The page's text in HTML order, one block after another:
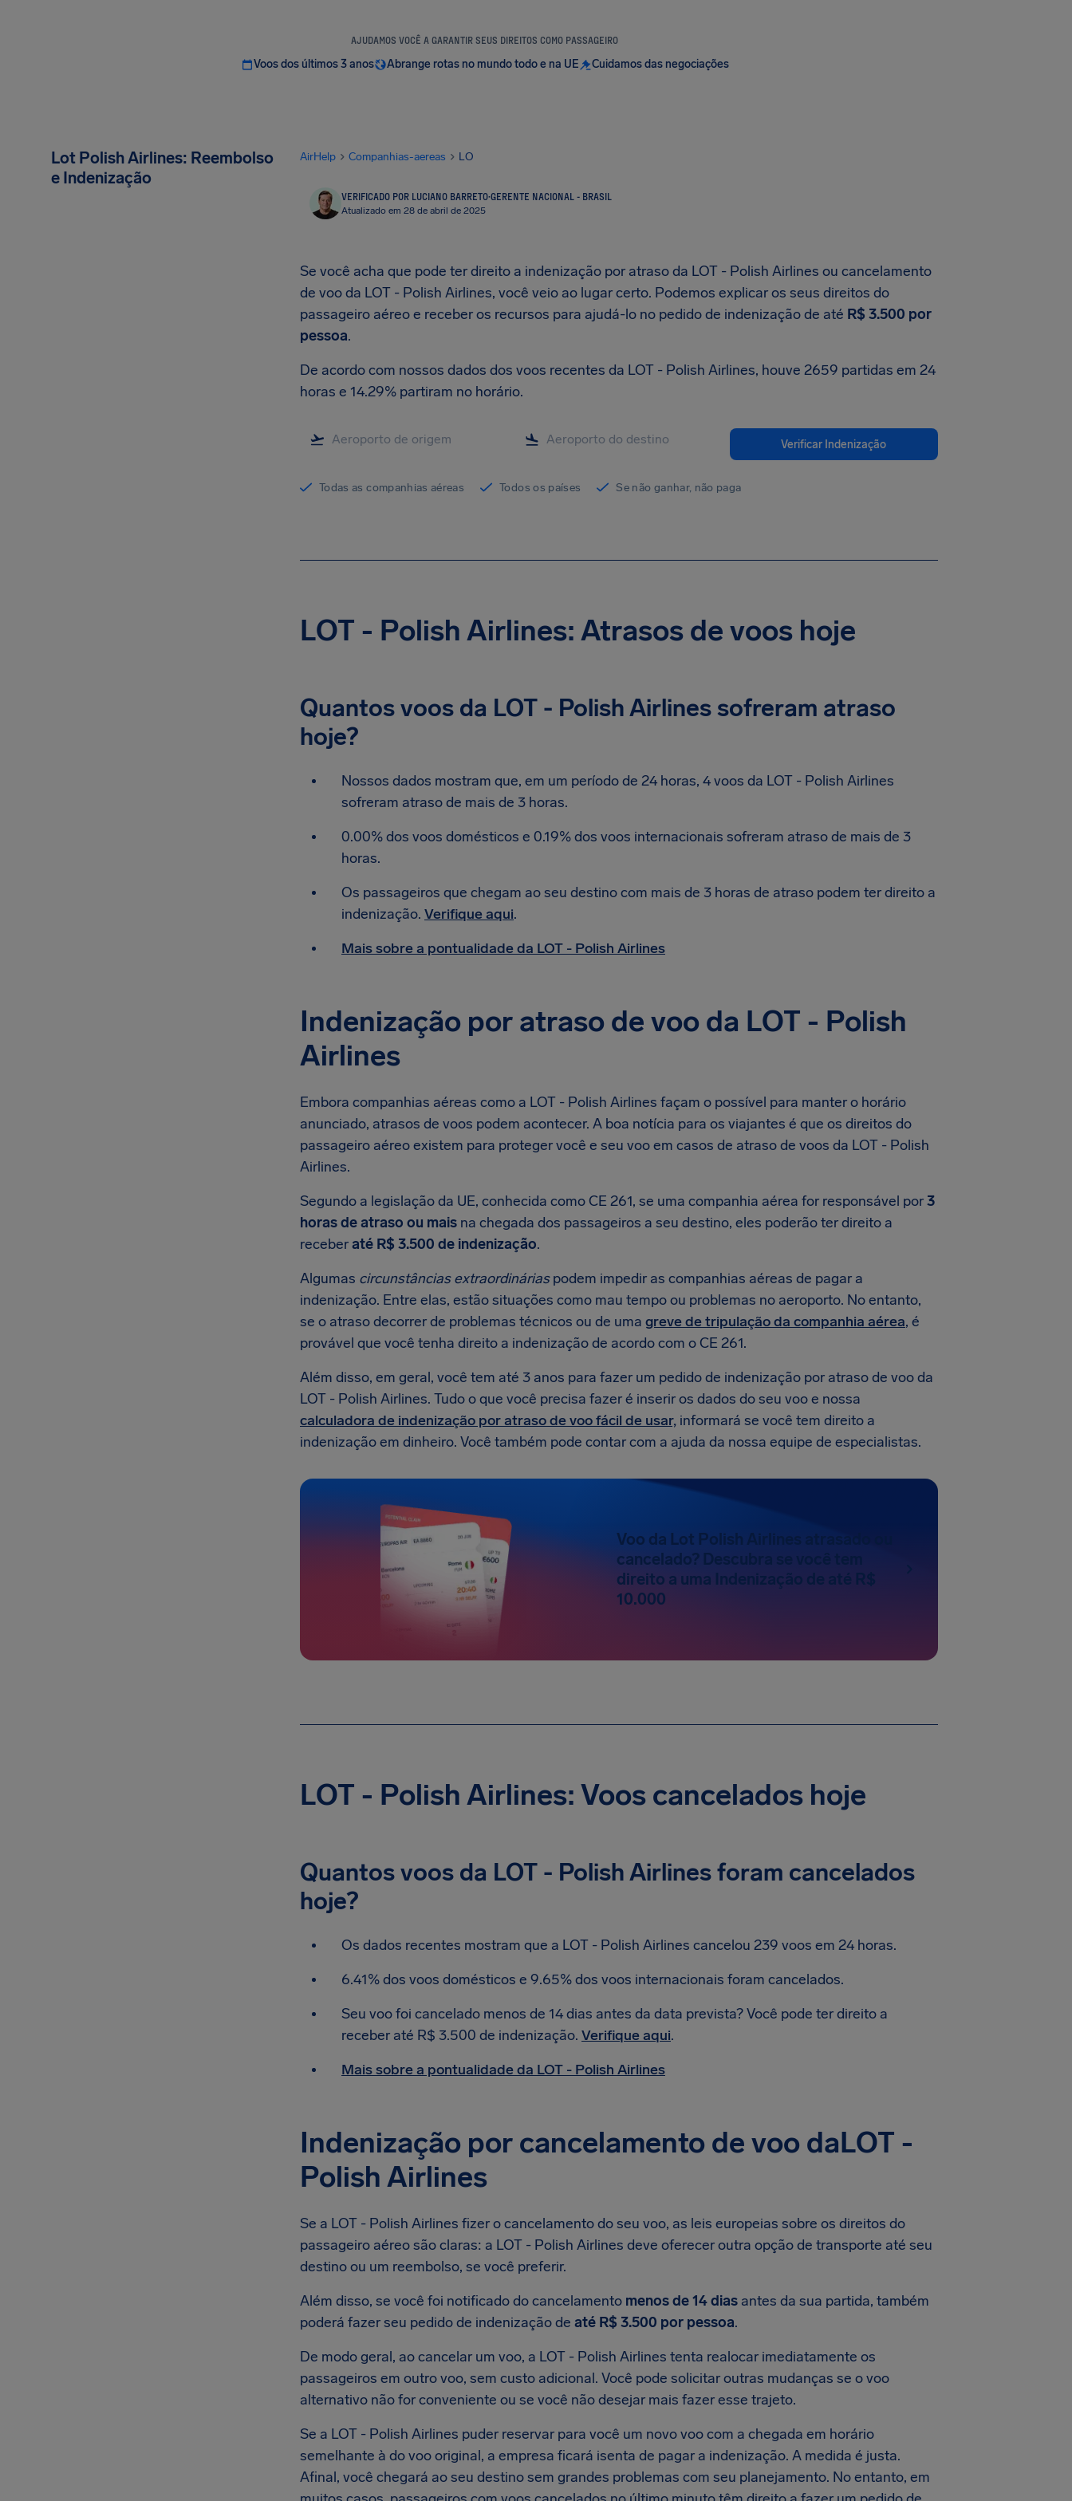
AJUDAMOS VOCÊ A GARANTIR SEUS DIREITOS COMO PASSAGEIRO
Voos dos últimos 3 anos Abrange rotas no mundo todo e na UE Cuidamos das negociações
Lot Polish Airlines: Reembolso
e Indenização
AirHelp Companhias-aereas LO
VERIFICADO POR LUCIANO BARRETO·GERENTE NACIONAL - BRASIL
Atualizado em 28 de abril de 2025
Se você acha que pode ter direito a indenização por atraso da LOT - Polish Airlines ou cancelamento
de voo da LOT - Polish Airlines, você veio ao lugar certo. Podemos explicar os seus direitos do
passageiro aéreo e receber os recursos para ajudá-lo no pedido de indenização de até R$ 3.500 por
pessoa.
De acordo com nossos dados dos voos recentes da LOT - Polish Airlines, houve 2659 partidas em 24
horas e 14.29% partiram no horário.
Verificar Indenização
Todas as companhias aéreas Todos os países Se não ganhar, não paga
LOT - Polish Airlines: Atrasos de voos hoje
Quantos voos da LOT - Polish Airlines sofreram atraso
hoje?
Nossos dados mostram que, em um período de 24 horas, 4 voos da LOT - Polish Airlines
sofreram atraso de mais de 3 horas.
0.00% dos voos domésticos e 0.19% dos voos internacionais sofreram atraso de mais de 3
horas.
Os passageiros que chegam ao seu destino com mais de 3 horas de atraso podem ter direito a
indenização. Verifique aqui.
Mais sobre a pontualidade da LOT - Polish Airlines
Indenização por atraso de voo da LOT - Polish
Airlines
Embora companhias aéreas como a LOT - Polish Airlines façam o possível para manter o horário
anunciado, atrasos de voos podem acontecer. A boa notícia para os viajantes é que os direitos do
passageiro aéreo existem para proteger você e seu voo em casos de atraso de voos da LOT - Polish
Airlines.
Segundo a legislação da UE, conhecida como CE 261, se uma companhia aérea for responsável por3
horas de atraso ou mais na chegada dos passageiros a seu destino, eles poderão ter direito a
receberaté R$ 3.500 de indenização.
Algumas circunstâncias extraordináriaspodem impedir as companhias aéreas de pagar a
indenização. Entre elas, estão situações como mau tempo ou problemas no aeroporto. No entanto,
se o atraso decorrer de problemas técnicos ou de uma greve de tripulação da companhia aérea, é
provável que você tenha direito a indenização de acordo com o CE 261.
Além disso, em geral, você tem até 3 anos para fazer um pedido de indenização por atraso de voo da
LOT - Polish Airlines. Tudo o que você precisa fazer é inserir os dados do seu voo e nossa
calculadora de indenização por atraso de voo fácil de usar, informará se você tem direito a
indenização em dinheiro. Você também pode contar com a ajuda da nossa equipe de especialistas.
Voo da Lot Polish Airlines atrasado ou
cancelado? Descubra se você tem
direito a uma Indenização de até R$
10.000
LOT - Polish Airlines: Voos cancelados hoje
Quantos voos da LOT - Polish Airlines foram cancelados
hoje?
Os dados recentes mostram que a LOT - Polish Airlines cancelou 239 voos em 24 horas.
6.41% dos voos domésticos e 9.65% dos voos internacionais foram cancelados.
Seu voo foi cancelado menos de 14 dias antes da data prevista? Você pode ter direito a
receber até R$ 3.500 de indenização. Verifique aqui.
Mais sobre a pontualidade da LOT - Polish Airlines
Indenização por cancelamento de voo daLOT -
Polish Airlines
Se a LOT - Polish Airlines fizer o cancelamento do seu voo, as leis europeias sobre os direitos do
passageiro aéreo são claras: a LOT - Polish Airlines deve oferecer outra opção de transporte até seu
destino ou um reembolso, se você preferir.
Além disso, se você foi notificado do cancelamento menos de 14 dias antes da sua partida, também
poderá fazer seu pedido de indenização de até R$ 3.500 por pessoa.
De modo geral, ao cancelar um voo, a LOT - Polish Airlines tenta realocar imediatamente os
passageiros em outro voo, sem custo adicional. Você pode solicitar outras mudanças se o voo
alternativo não for conveniente ou se você não desejar mais fazer esse trajeto.
Se a LOT - Polish Airlines puder reservar para você um novo voo com a chegada em horário
semelhante à do voo original, a empresa ficará isenta de pagar a indenização. A medida é justa.
Afinal, você chegará ao seu destino sem grandes problemas com seu planejamento. No entanto, em